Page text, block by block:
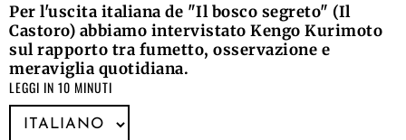
Per l'uscita italiana de "Il bosco segreto" (Il
Castoro) abbiamo intervistato Kengo Kurimoto
sul rapporto tra fumetto, osservazione e
meraviglia quotidiana.
LEGGI IN 10 MINUTI